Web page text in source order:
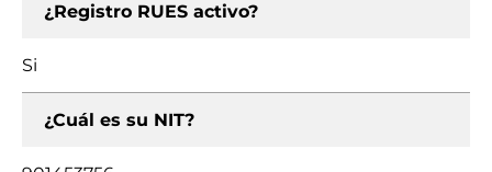
¿Registro RUES activo?
Si
¿Cuál es su NIT?